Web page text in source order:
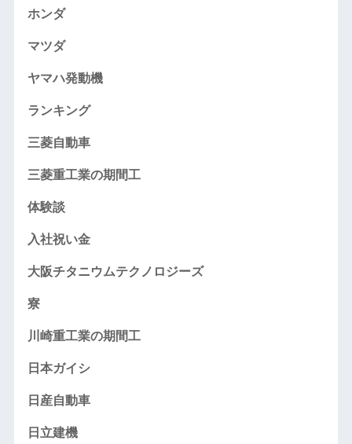
ホンダ
マツダ
ヤマハ発動機
ランキング
三菱自動車
三菱重工業の期間工
体験談
入社祝い金
大阪チタニウムテクノロジーズ
寮
川崎重工業の期間工
日本ガイシ
日産自動車
日立建機